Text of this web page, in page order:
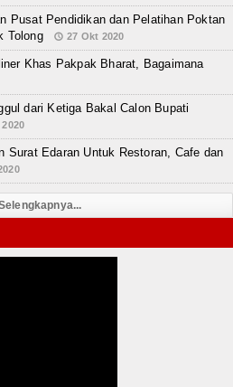
Pusat Pendidikan dan Pelatihan Poktan
Tolong
27 Okt 2020
Khas Pakpak Bharat, Bagaimana
dari Ketiga Bakal Calon Bupati
Surat Edaran Untuk Restoran, Cafe dan